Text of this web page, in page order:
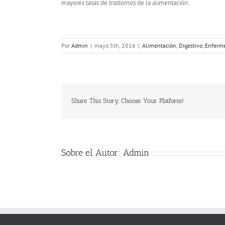
mayores tasas de trastornos de la alimentación.
Por Admin | mayo 5th, 2016 | Alimentación, Digestivo,
Share This Story, Choose Your Platform!
Sobre el Autor: Admin